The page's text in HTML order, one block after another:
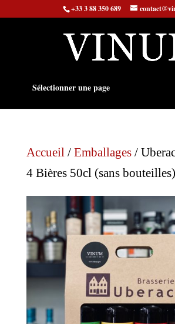
+33 3 88 350 689
Sélectionner une page
Accueil/ Emballages/
4 Bières 50cl (sans bouteilles)